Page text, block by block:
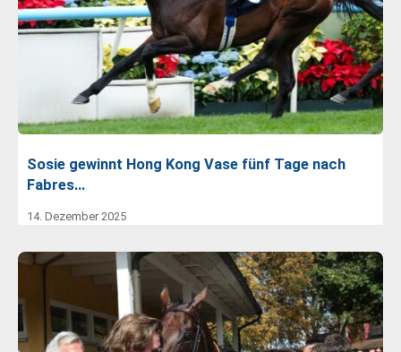
Sosie gewinnt Hong Kong Vase fünf Tage nach
Fabres…
14. Dezember 2025